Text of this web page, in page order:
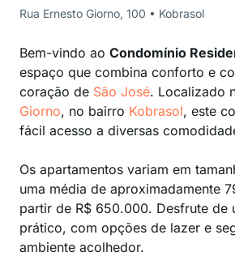
Rua Ernesto Giorno, 100 • Kobrasol
Bem-vindo ao Condomínio
espaço que combina conforto e
coração de São José. Localizado
Giorno, no bairro Kobrasol, este
fácil acesso a diversas
Os apartamentos variam em
uma média de aproximadamente
partir de R$ 650.000. Desfrute de
prático, com opções de lazer e
ambiente acolhedor.